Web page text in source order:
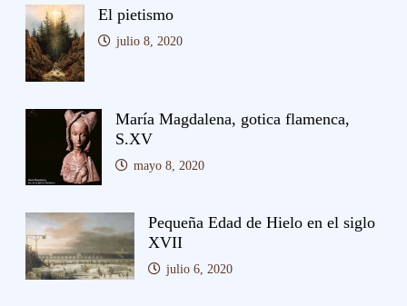
El pietismo
julio 8, 2020
María Magdalena, gotica flamenca,
S.XV
mayo 8, 2020
Pequeña Edad de Hielo en el siglo
XVII
julio 6, 2020